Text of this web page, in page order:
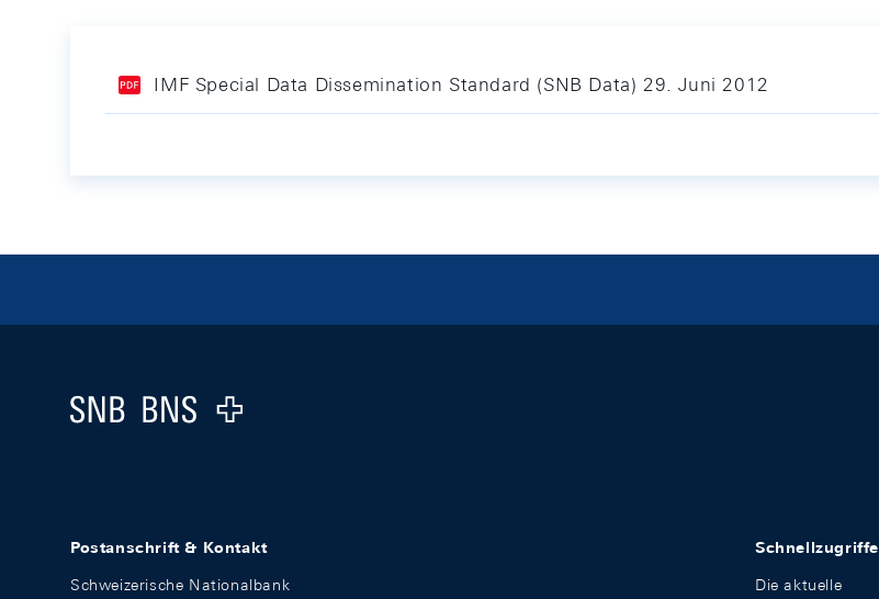
IMF Special Data Dissemination Standard (SNB Data) 29. Juni 2012
Logo
Postanschrift & Kontakt
Schweizerische Nationalbank
Schnellzugriffe
Die aktuelle